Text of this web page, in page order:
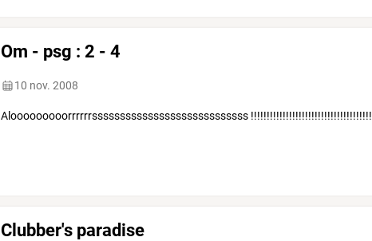
Om - psg : 2 - 4
10 nov. 2008
Alooooooooorrrrrrssssssssssssssssssssssssssss !!!!!!!!!!!!!!!!!!!!!!!!!!!!!!!!!!!!!!
Clubber's paradise